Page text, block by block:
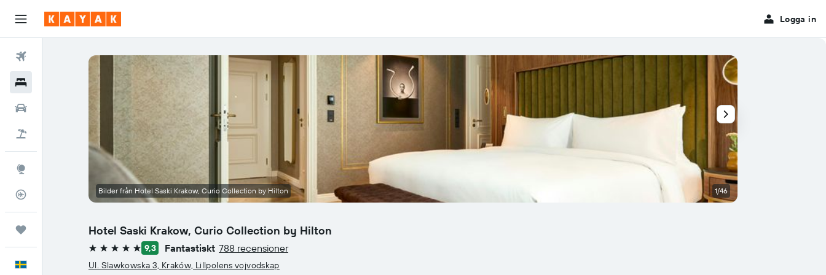
Logga in
Hotel Saski Krakow, Curio Collection by Hilton
5 stjärnor 9,3 Fantastiskt 788 recensioner
Ul. Slawkowska 3, Kraków, Lillpolens vojvodskap
Bilder från Hotel Saski Krakow, Curio Collection by Hilton 1/46